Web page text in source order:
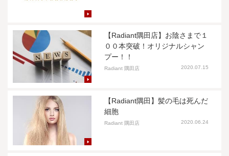
【Radiant隅田店】お陰さまで１
００本突破！オリジナルシャン
プー！！
Radiant 隅田店 2020.07.15
【Radiant隅田】髪の毛は死んだ
細胞
Radiant 隅田店 2020.06.24